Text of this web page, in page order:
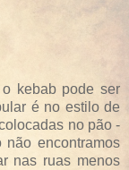
kebab pode ser
é no estilo de
no pão -
não encontramos
nas ruas menos